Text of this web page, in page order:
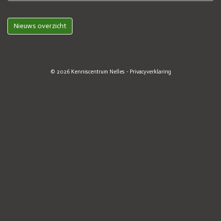
Nieuws overzicht
© 2026 Kenniscentrum Nelles - Privacyverklaring